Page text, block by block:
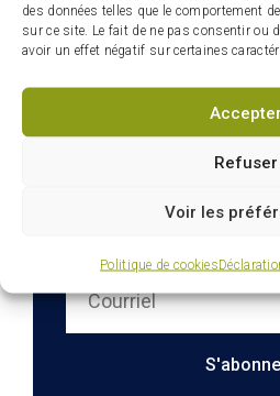
des données telles que le comportement
sur ce site. Le fait de ne pas consentir ou
avoir un effet négatif sur certaines
Accepter
Refuser
Voir les
Politique de cookies
Nous
Infolettre :
connectés sur